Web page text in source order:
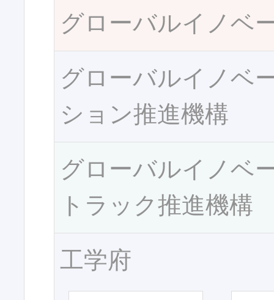
グローバルイノベ
グローバルイノベ
ション推進機構
グローバルイノベ
トラック推進機構
工学府